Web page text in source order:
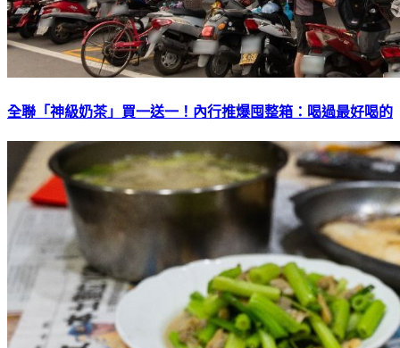
全聯「神級奶茶」買一送一！內行推爆囤整箱：喝過最好喝的